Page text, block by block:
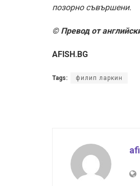
позорно съвършени.
© Превод от
AFISH.BG
Tags: филип ларкин